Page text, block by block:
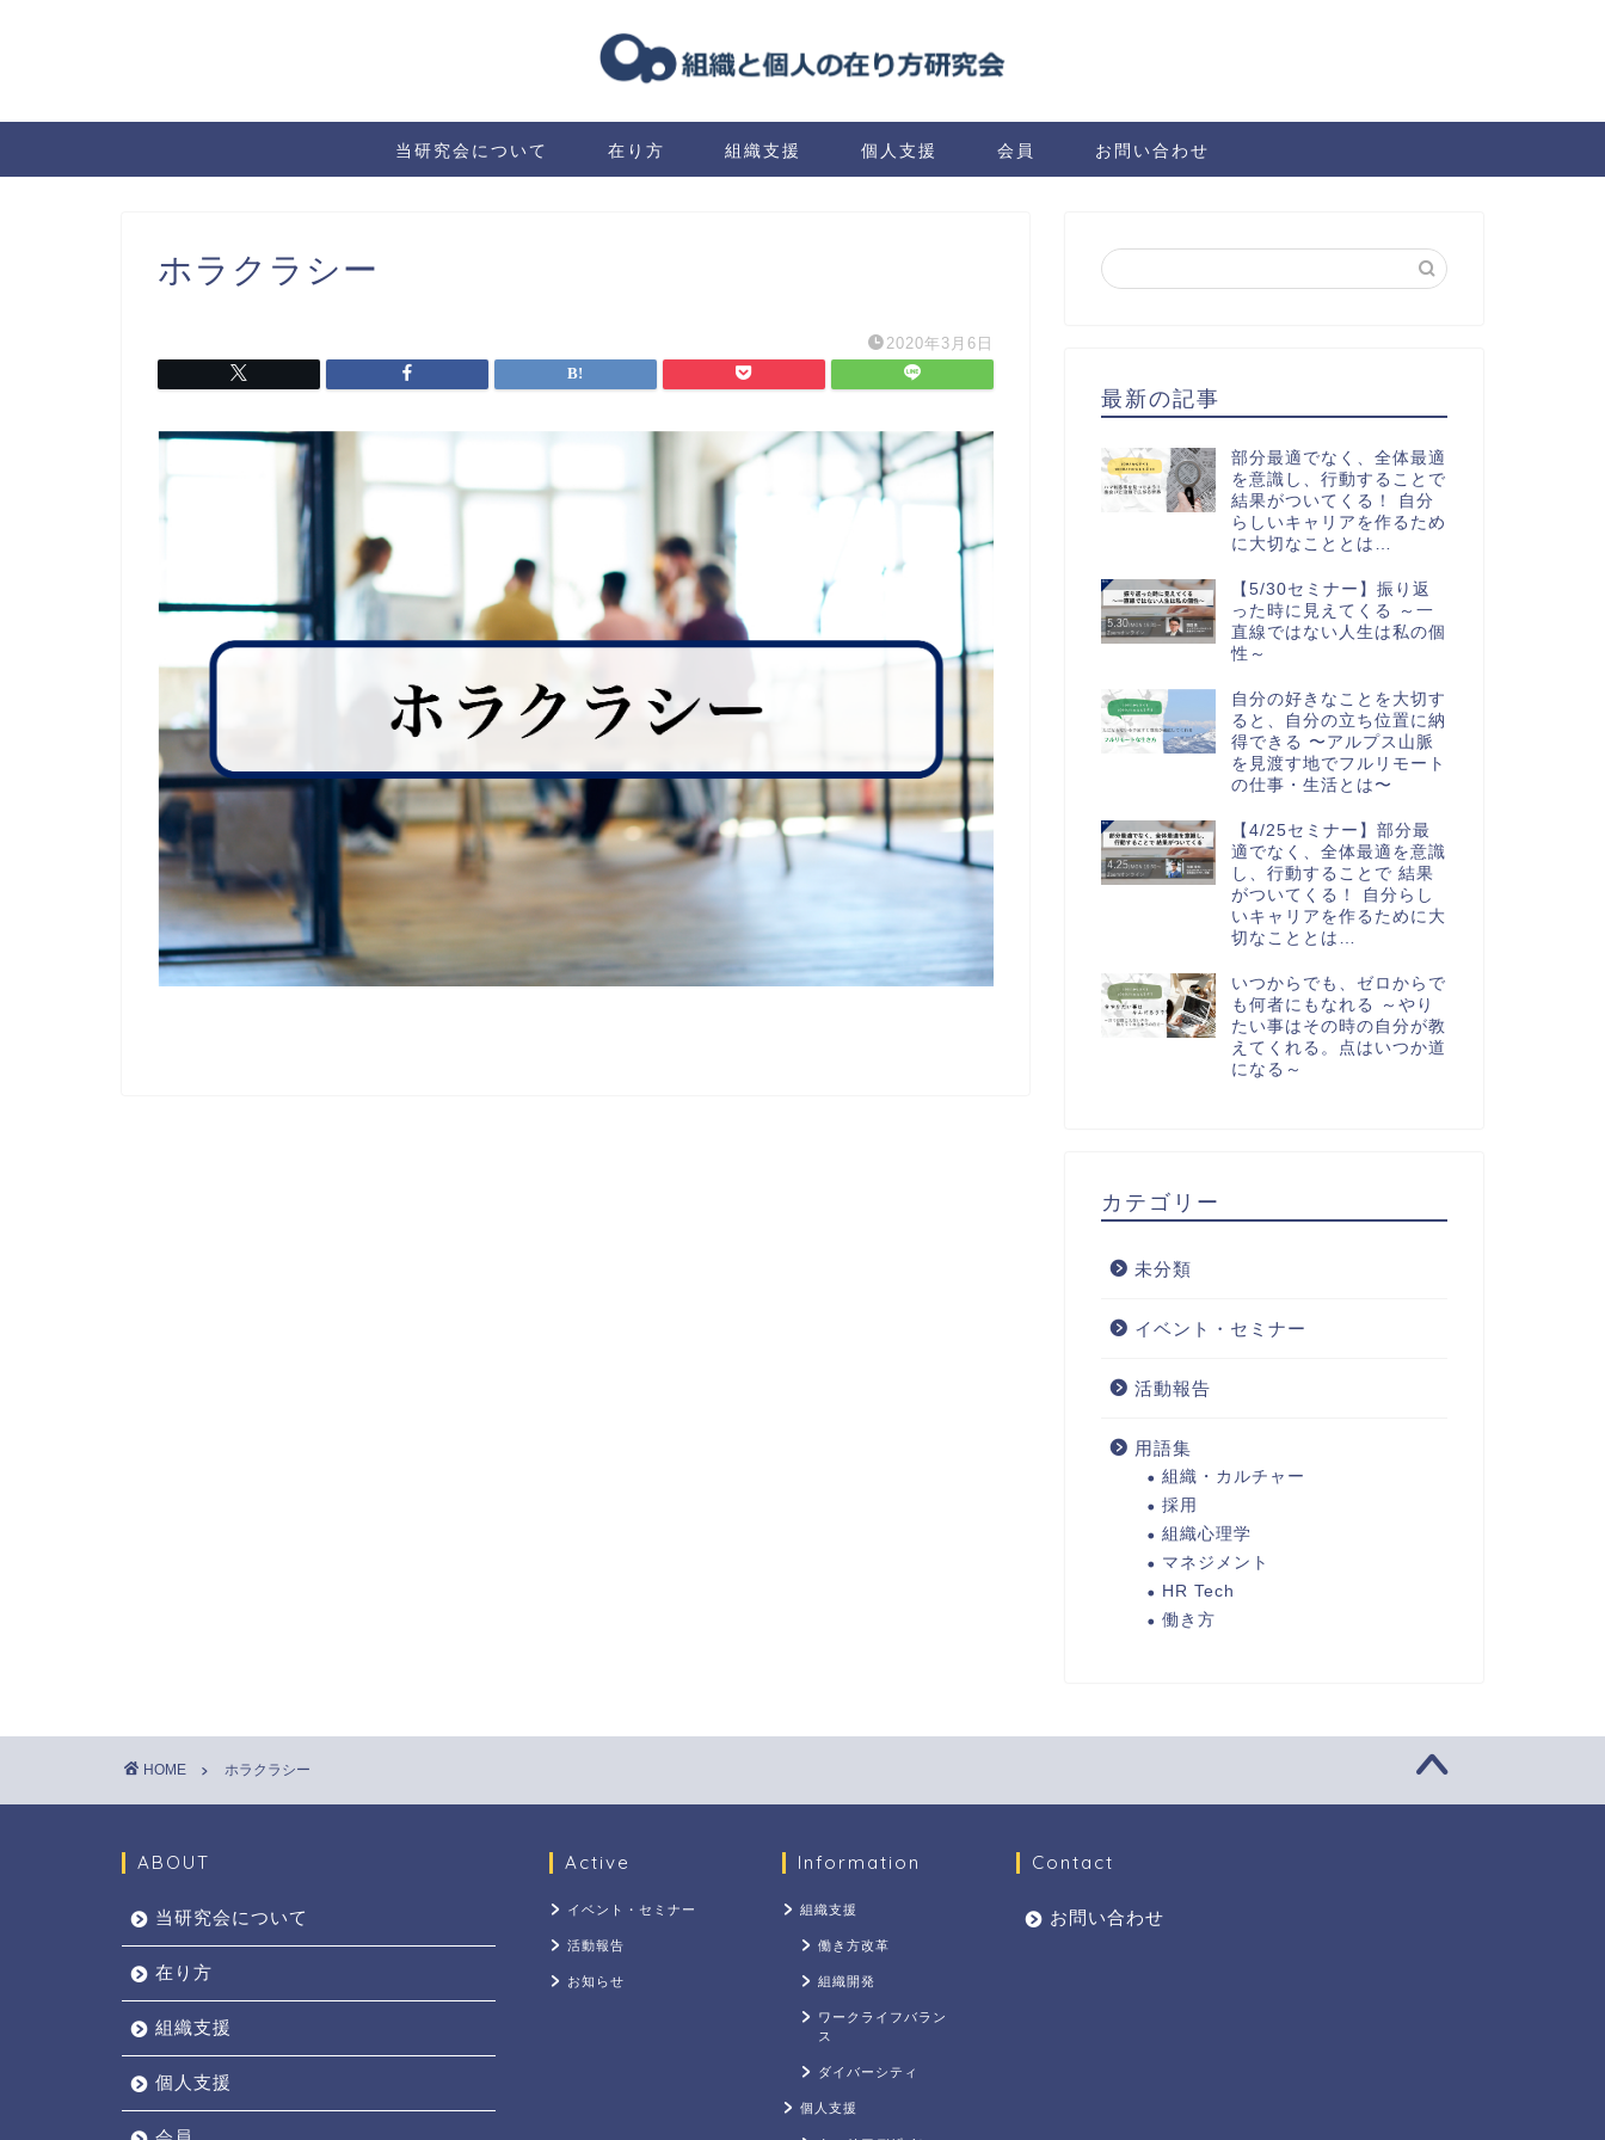
当研究会について 在り方 組織支援 個人支援 会員 お問い合わせ
ホラクラシー
2020年3月6日
最新の記事
部分最適でなく、全体最適
を意識し、行動することで
結果がついてくる！ 自分
らしいキャリアを作るため
に大切なこととは…
【5/30セミナー】振り返
った時に見えてくる ～一
直線ではない人生は私の個
性～
自分の好きなことを大切す
ると、自分の立ち位置に納
得できる 〜アルプス山脈
を見渡す地でフルリモート
の仕事・生活とは〜
【4/25セミナー】部分最
適でなく、全体最適を意識
し、行動することで 結果
がついてくる！ 自分らし
いキャリアを作るために大
切なこととは…
いつからでも、ゼロからで
も何者にもなれる ～やり
たい事はその時の自分が教
えてくれる。点はいつか道
になる～
カテゴリー
未分類
イベント・セミナー
活動報告
用語集
組織・カルチャー
採用
組織心理学
マネジメント
HR Tech
働き方
HOME ホラクラシー
ABOUT
当研究会について
在り方
組織支援
個人支援
Active
イベント・セミナー
活動報告
お知らせ
Information
組織支援
働き方改革
組織開発
ワークライフバラン
ス
ダイバーシティ
個人支援
Contact
お問い合わせ